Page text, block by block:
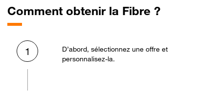
Comment obtenir la Fibre ?
1
D’abord, sélectionnez une offre et
personnalisez-la.